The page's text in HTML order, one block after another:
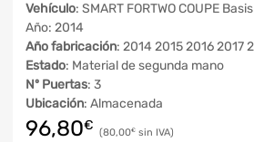
Vehículo: SMART FORTWO COUPE
Año: 2014
Año fabricación: 2014 2015 2016 2017
Estado: Material de segunda mano
Nº Puertas: 3
Ubicación: Almacenada
96,80€ 80,00€